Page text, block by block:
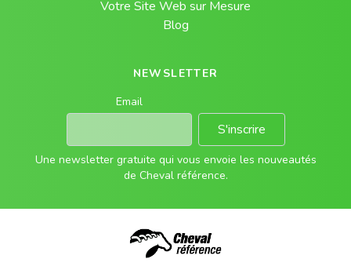
Votre Site Web sur Mesure
Blog
NEWSLETTER
Email
S'inscrire
Une newsletter gratuite qui vous envoie les nouveautés
de Cheval référence.